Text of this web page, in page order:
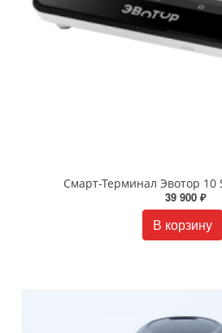
Смарт-Терминал Эвотор 10
39 900 ₽
В корзину